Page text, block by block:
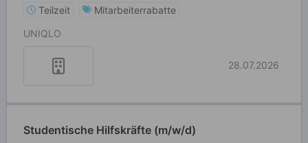
Teilzeit
Mitarbeiterrabatte
UNIQLO
28.07.2026
Studentische Hilfskräfte (m/w/d)